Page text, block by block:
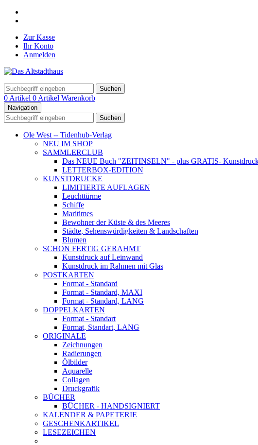
Zur Kasse
Ihr Konto
Anmelden
Suchen
0 Artikel 0 Artikel Warenkorb
Navigation
Suchen
Ole West -- Tidenhub-Verlag
NEU IM SHOP
SAMMLERCLUB
Das NEUE Buch "ZEITINSELN" - plus GRATIS-
LETTERBOX-EDITION
KUNSTDRUCKE
LIMITIERTE AUFLAGEN
Leuchttürme
Schiffe
Maritimes
Bewohner der Küste & des Meeres
Städte, Sehenswürdigkeiten & Landschaften
Blumen
SCHON FERTIG GERAHMT
Kunstdruck auf Leinwand
Kunstdruck im Rahmen mit Glas
POSTKARTEN
Format - Standard
Format - Standard, MAXI
Format - Standard, LANG
DOPPELKARTEN
Format - Standart
Format, Standart, LANG
ORIGINALE
Zeichnungen
Radierungen
Ölbilder
Aquarelle
Collagen
Druckgrafik
BÜCHER
BÜCHER - HANDSIGNIERT
KALENDER & PAPETERIE
GESCHENKARTIKEL
LESEZEICHEN